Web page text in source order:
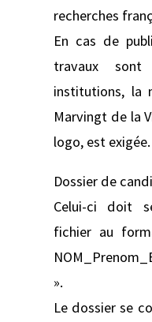
recherches
En cas de
travaux sont
institutions, la
Marvingt de la
logo, est exigée.
Dossier de
Celui-ci doit
fichier au
».
Le dossier se